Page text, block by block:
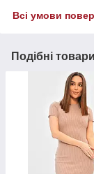
Всі умови
Подібні